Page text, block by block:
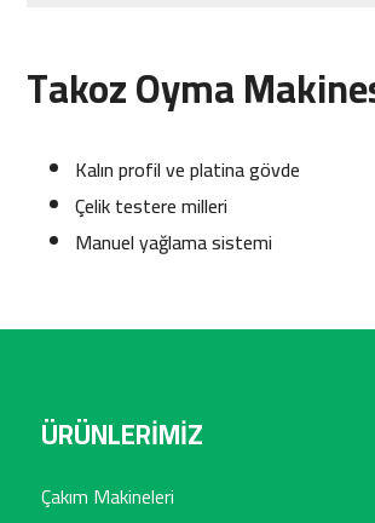
Takoz Oyma
Kalın profil ve platina gövde
Çelik testere milleri
Manuel yağlama sistemi
ÜRÜNLERİMİZ
Çakım Makineleri